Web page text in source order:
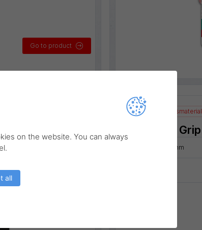
Go to product
K118M Konstnärsmaterial
Hybrid Gel Grip
0,4 mm
on the website. You can always
all